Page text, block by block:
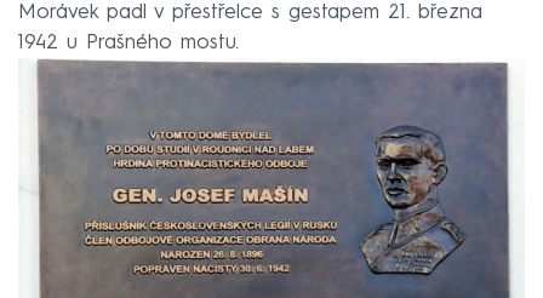
Morávek padl v přestřelce s gestapem 21. března
1942 u Prašného mostu.